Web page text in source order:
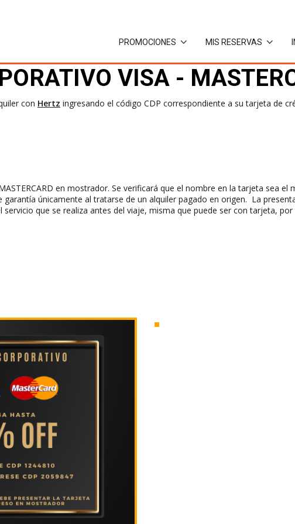
PROMOCIONES MIS RESERVAS
VISA -
con Hertz ingresando el código CDP correspondiente a su tarjeta de
en mostrador. Se verificará que el nombre en la tarjeta sea
únicamente al tratarse de un alquiler pagado en origen. La
que se realiza antes del viaje, misma que puede ser con tarjeta,